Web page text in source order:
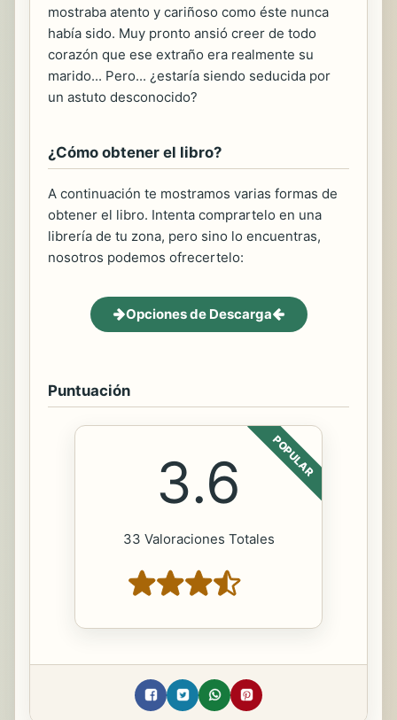
mostraba atento y cariñoso como éste nunca
había sido. Muy pronto ansió creer de todo
corazón que ese extraño era realmente su
marido... Pero... ¿estaría siendo seducida por
un astuto desconocido?
¿Cómo obtener el libro?
A continuación te mostramos varias formas de
obtener el libro. Intenta comprartelo en una
librería de tu zona, pero sino lo encuentras,
nosotros podemos ofrecertelo:
Opciones de Descarga
Puntuación
POPULAR
3.6
33 Valoraciones Totales